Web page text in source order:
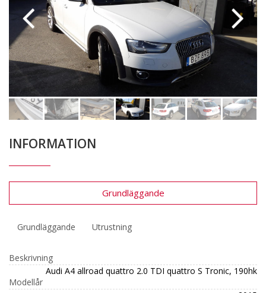
INFORMATION
Grundläggande
Grundläggande Utrustning
Beskrivning
Audi A4 allroad quattro 2.0 TDI quattro S Tronic, 190hk
Modellår